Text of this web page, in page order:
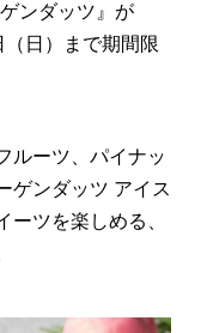
ンダッツ』が
日）まで期間限
ルーツ、パイナッ
ゲンダッツ アイス
ツを楽しめる、